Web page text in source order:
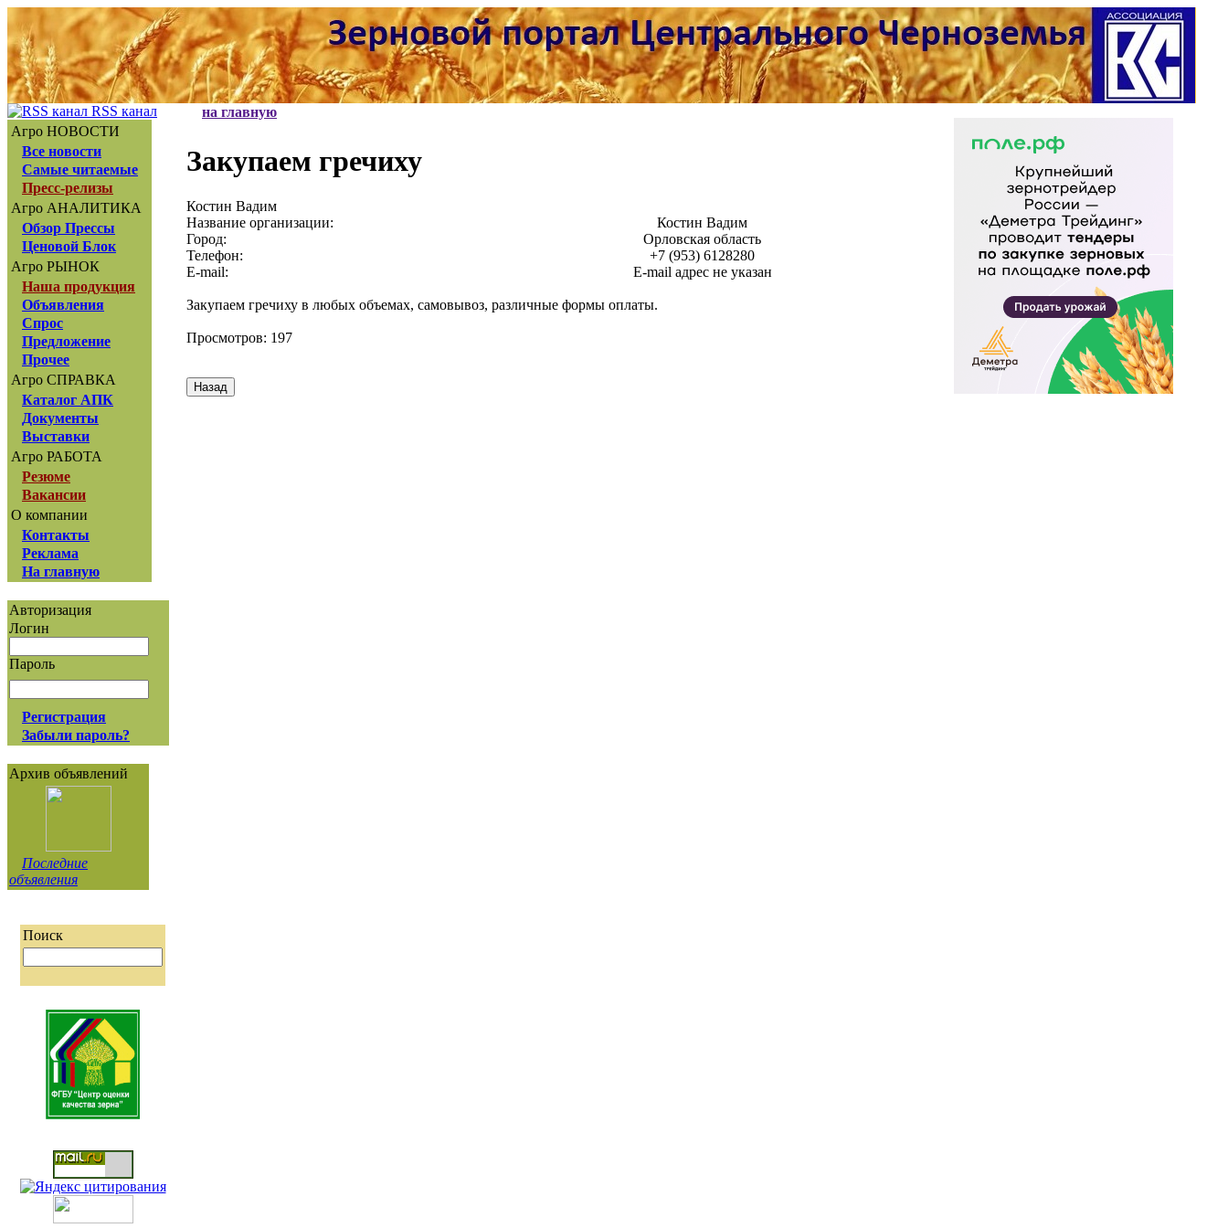
RSS канал
Агро НОВОСТИ
Все новости
Самые читаемые
Пресс-релизы
Агро АНАЛИТИКА
Обзор Прессы
Ценовой Блок
Агро РЫНОК
Наша продукция
Объявления
Спрос
Предложение
Прочее
Агро СПРАВКА
Каталог АПК
Документы
Выставки
Агро РАБОТА
Резюме
Вакансии
О компании
Контакты
Реклама
На главную
Авторизация
Логин
Пароль
Регистрация
Забыли пароль?
Архив объявлений
Последние
объявления
Поиск
на главную
Закупаем гречиху
Костин Вадим
Название организации:
Костин Вадим
Город:
Орловская область
Телефон:
+7 (953) 6128280
E-mail:
Е-mail адрес не указан
Закупаем гречиху в любых объемах, самовывоз, различные формы оплаты.
Просмотров: 197